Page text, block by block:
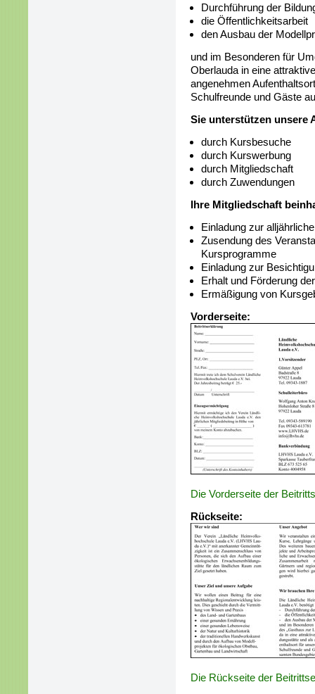
Durchführung der
die Öffentlichkeitsarbeit
den Ausbau der
und im Besonderen für
Oberlauda in eine
angenehmen
Schulfreunde und Gäste
Sie unterstützen unsere
durch Kursbesuche
durch Kurswerbung
durch Mitgliedschaft
durch Zuwendungen
Ihre Mitgliedschaft
Einladung zur
Zusendung des
Kursprogramme
Einladung zur
Erhalt und Förderung
Ermäßigung von
Vorderseite:
Die Vorderseite der
Rückseite:
Die Rückseite der